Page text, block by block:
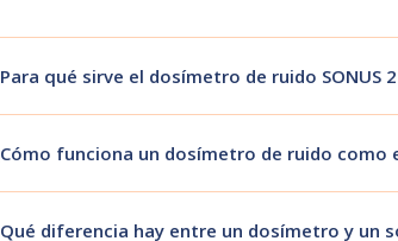
qué sirve el dosímetro de ruido SONUS
determinar la dosis de ruido recibida por
en higiene ocupacional.¿Cómo
funciona un dosímetro de ruido como el
continuamente los niveles de presión
diferencia hay entre un dosímetro y un